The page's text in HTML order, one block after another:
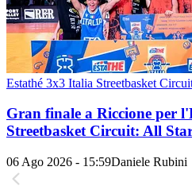
Estathé 3x3 Italia Streetbasket
Gran finale a Riccione per
Streetbasket Circuit: All
06 Ago 2026 - 15:59Daniele Rubini